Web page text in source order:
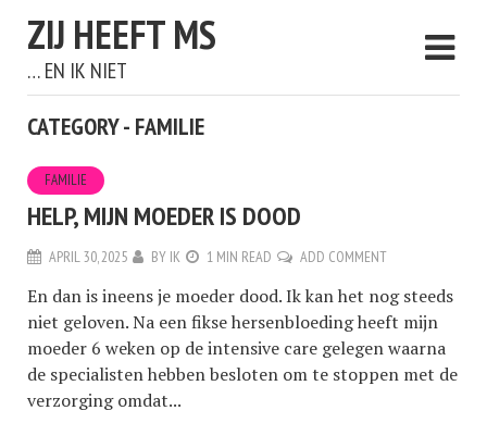
ZIJ HEEFT MS
… EN IK NIET
CATEGORY - FAMILIE
FAMILIE
HELP, MIJN MOEDER IS DOOD
APRIL 30, 2025 BY IK 1 MIN READ ADD COMMENT
En dan is ineens je moeder dood. Ik kan het nog steeds
niet geloven. Na een fikse hersenbloeding heeft mijn
moeder 6 weken op de intensive care gelegen waarna
de specialisten hebben besloten om te stoppen met de
verzorging omdat...